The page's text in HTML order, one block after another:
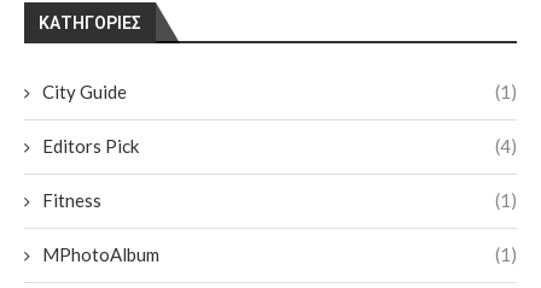
KΑΤΗΓΟΡΊΕΣ
City Guide (1)
Editors Pick (4)
Fitness (1)
MPhotoAlbum (1)